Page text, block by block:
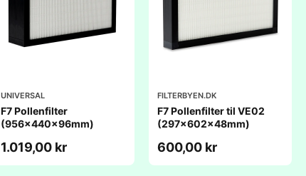
UNIVERSAL
F7 Pollenfilter
(956x440x96mm)
1.019,00 kr
FILTERBYEN.DK
F7 Pollenfilter til VE02
(297x602x48mm)
600,00 kr